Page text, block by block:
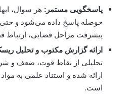
پاسخگویی مستمر: هر سوال،
حوصله پاسخ داده می‌شود و حتی
پیشرفت مراحل قضایی، ارتباط
ارائه گزارش مکتوب و تحلیل
تحلیلی از نقاط قوت، ضعف و
ارائه شده و استناد علمی به
است.